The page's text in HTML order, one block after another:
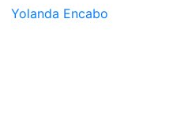
Yolanda Encabo